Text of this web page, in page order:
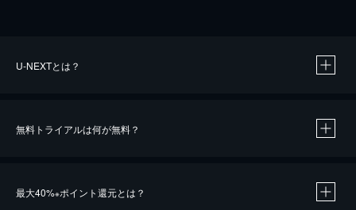
U-NEXTとは？
無料トライアルは何が無料？
最大40%※ポイント還元とは？